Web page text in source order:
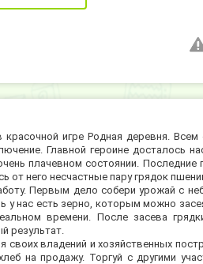
игре Родная деревня.
Главной героине досталось
плачевном состоянии.
от него несчастные пару грядок
Первым дело собери урожай с
у нас есть зерно, которым можно
времени. После засева
результат.
владений и хозяйственных
на продажу. Торгуй с другими